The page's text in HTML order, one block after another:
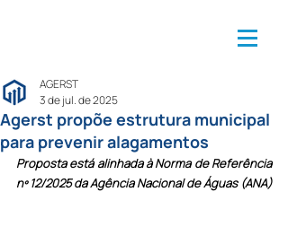
Agerst propõe estrutura municipal
para prevenir alagamentos
AGERST
3 de jul. de 2025
Proposta está alinhada à Norma de Referência
nº 12/2025 da Agência Nacional de Águas (ANA)